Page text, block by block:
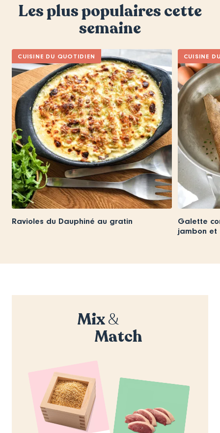
Les plus populaires cette
semaine
CUISINE DU QUOTIDIEN
Ravioles du Dauphiné au gratin
CUISINE
Galette
jambon et
Mix&
Match